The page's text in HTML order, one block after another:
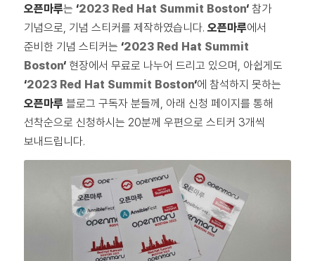
오픈마루는 ‘2023 Red Hat Summit Boston‘ 참가
기념으로, 기념 스티커를 제작하였습니다. 오픈마루에서
준비한 기념 스티커는 ‘2023 Red Hat Summit
Boston‘ 현장에서 무료로 나누어 드리고 있으며, 아쉽게도
‘2023 Red Hat Summit Boston‘에 참석하지 못하는
오픈마루 블로그 구독자 분들께, 아래 신청 페이지를 통해
선착순으로 신청하시는 20분께 우편으로 스티커 3개씩
보내드립니다.